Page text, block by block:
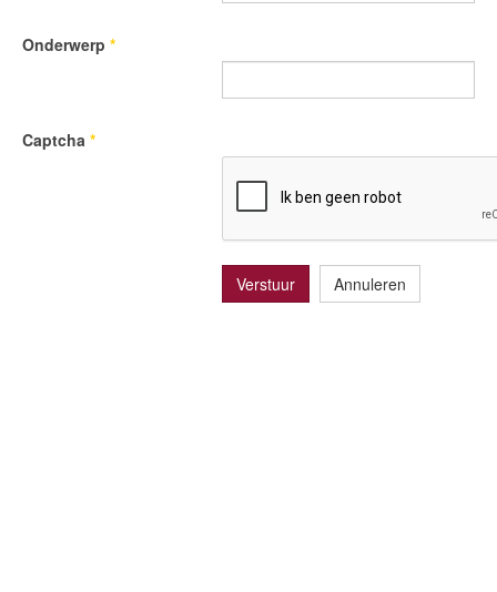
Onderwerp *
Captcha *
Verstuur Annuleren